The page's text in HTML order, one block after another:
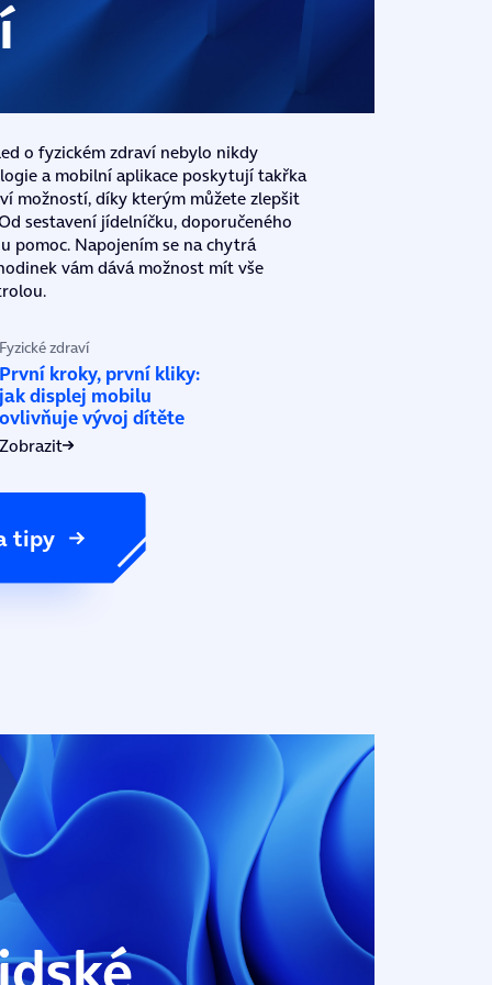
o fyzickém zdraví nebylo nikdy
a mobilní aplikace poskytují takřka
možností, díky kterým můžete zlepšit
sestavení jídelníčku, doporučeného
pomoc. Napojením se na chytrá
vám dává možnost mít vše
Fyzické zdraví
První kroky, první kliky:
jak displej mobilu
ovlivňuje vývoj dítěte
Zobrazit
tipy